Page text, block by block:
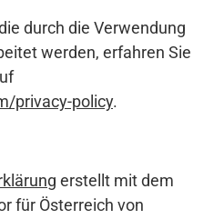
durch die Verwendung
werden, erfahren Sie
privacy-policy.
erstellt mit dem
für Österreich von